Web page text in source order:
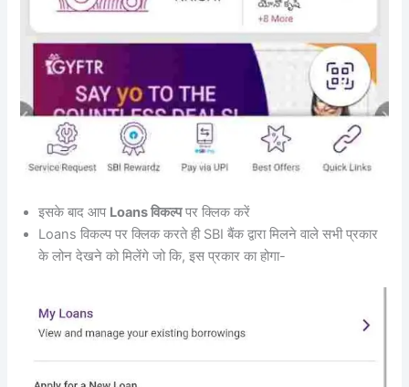
इसके बाद आप Loans विकल्पपर क्लिक करें
Loans विकल्प पर क्लिक करते ही SBI बैंक द्वारा मिलने वाले सभी प्रकार
के लोन देखने को मिलेंगे जो कि, इस प्रकार का होगा-